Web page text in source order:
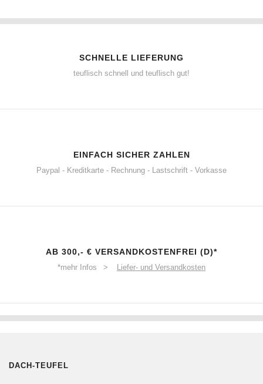
SCHNELLE LIEFERUNG
teuflisch schnell und teuflisch gut!
EINFACH SICHER ZAHLEN
Paypal - Kreditkarte - Rechnung - Lastschrift - Vorkasse
AB 300,- € VERSANDKOSTENFREI (D)*
*mehr Infos > Liefer- und Versandkosten
DACH-TEUFEL